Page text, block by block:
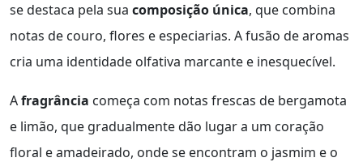
se destaca pela sua composição única, que combina
notas de couro, flores e especiarias. A fusão de aromas
cria uma identidade olfativa marcante e inesquecível.
Afragrância começa com notas frescas de bergamota
e limão, que gradualmente dão lugar a um coração
floral e amadeirado, onde se encontram o jasmim e o